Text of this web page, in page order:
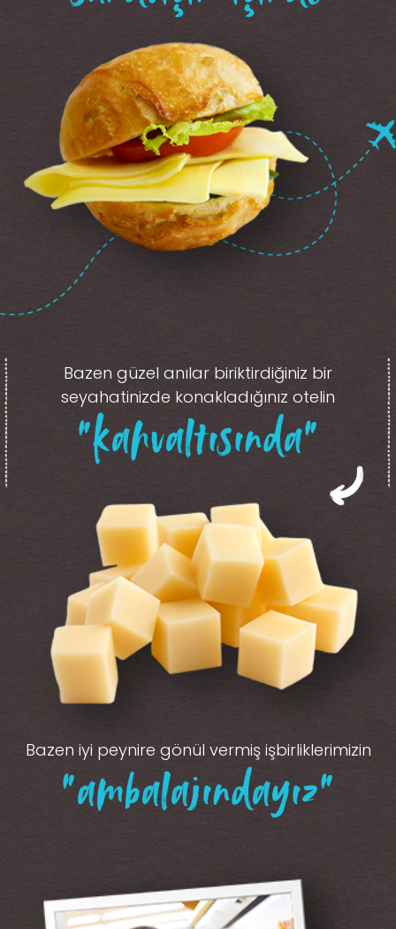
Bazen güzel anılar biriktirdiğiniz bir
seyahatinizde konakladığınız otelin
“kahvaltısında”
Bazen iyi peynire gönül vermiş işbirliklerimizin
“ambalajındayız”